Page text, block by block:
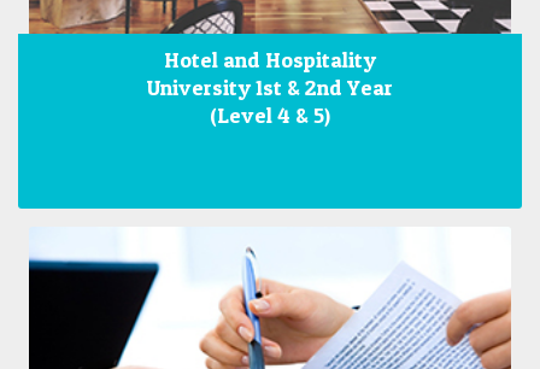
Hotel and Hospitality
University 1st & 2nd Year
(Level 4 & 5)